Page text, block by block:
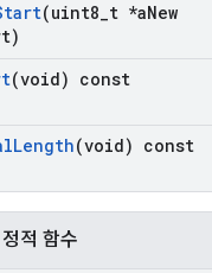
(uint8 t *aNew
(void) const
Length(void) const
적 함수